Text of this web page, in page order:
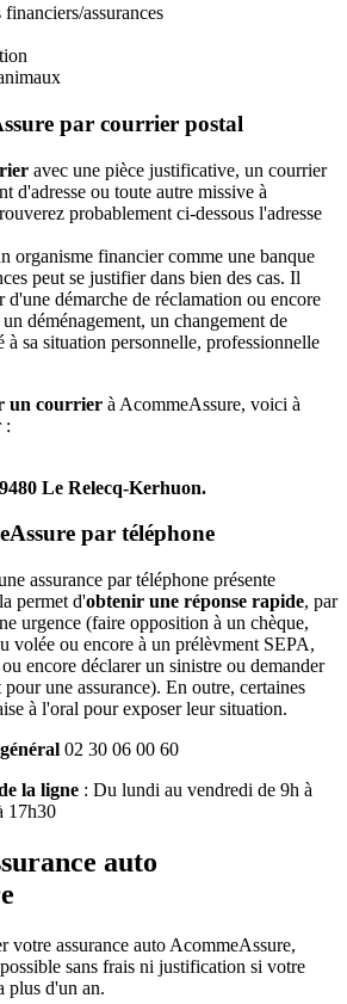
assurances
par courrier postal
avec une pièce justificative, un courrier
d'adresse ou toute autre missive à
probablement ci-dessous l'adresse
organisme financier comme une banque
peut se justifier dans bien des cas. Il
d'une démarche de réclamation ou encore
déménagement, un changement de
sa situation personnelle, professionnelle
un courrier à AcommeAssure, voici à
:
Le Relecq-Kerhuon.
par téléphone
assurance par téléphone présente
permet d'obtenir une réponse rapide, par
urgence (faire opposition à un chèque,
volée ou encore à un prélèvment SEPA,
encore déclarer un sinistre ou demander
une assurance). En outre, certaines
à l'oral pour exposer leur situation.
02 30 06 00 60
la ligne : Du lundi au vendredi de 9h à
17h30
auto
votre assurance auto AcommeAssure,
sans frais ni justification si votre
plus d'un an.